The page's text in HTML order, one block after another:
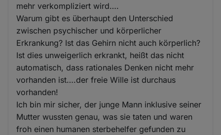
mehr verkompliziert wird….
Warum gibt es überhaupt den Unterschied
zwischen psychischer und körperlicher
Erkrankung? Ist das Gehirn nicht auch körperlich?
Ist dies unweigerlich erkrankt, heißt das nicht
automatisch, dass rationales Denken nicht mehr
vorhanden ist….der freie Wille ist durchaus
vorhanden!
Ich bin mir sicher, der junge Mann inklusive seiner
Mutter wussten genau, was sie taten und waren
froh einen humanen sterbehelfer gefunden zu